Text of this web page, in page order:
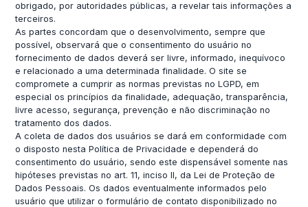
obrigado, por autoridades públicas, a revelar tais informações a
terceiros.
As partes concordam que o desenvolvimento, sempre que
possível, observará que o consentimento do usuário no
fornecimento de dados deverá ser livre, informado, inequívoco
e relacionado a uma determinada finalidade. O site se
compromete a cumprir as normas previstas no LGPD, em
especial os princípios da finalidade, adequação, transparência,
livre acesso, segurança, prevenção e não discriminação no
tratamento dos dados.
A coleta de dados dos usuários se dará em conformidade com
o disposto nesta Política de Privacidade e dependerá do
consentimento do usuário, sendo este dispensável somente nas
hipóteses previstas no art. 11, inciso II, da Lei de Proteção de
Dados Pessoais. Os dados eventualmente informados pelo
usuário que utilizar o formulário de contato disponibilizado no